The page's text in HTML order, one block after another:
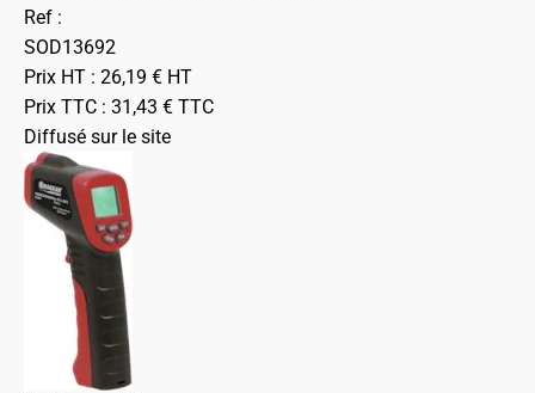
Ref :
SOD13692
Prix HT : 26,19 € HT
Prix TTC : 31,43 € TTC
Diffusé sur le site